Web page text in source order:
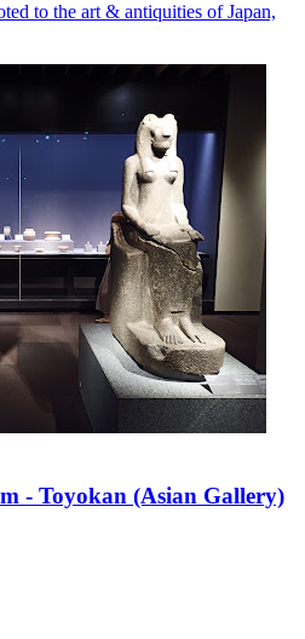
to the art & antiquities of Japan,
- Toyokan (Asian Gallery)